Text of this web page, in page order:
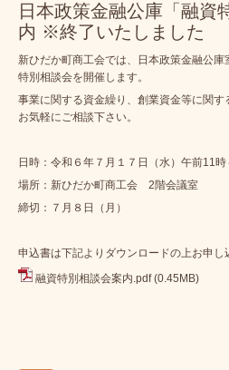
日本政策金融公庫「融資
内 ※終了いたしました
新ひだか町商工会では、日本政策金融公
特別相談会を開催します。
事業に関する資金繰り、創業資金等に関
お気軽にご相談下さい。
日時：令和６年７月１７日（水）午前11
場所：新ひだか町商工会 2階会議室
締切：７月８日（月）
申込書は下記よりダウンロードの上お申し
融資特別相談会案内.pdf (0.45MB)